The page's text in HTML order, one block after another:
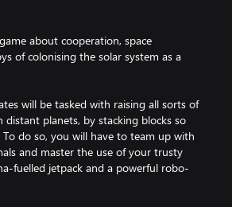
about cooperation, space
of colonising the solar system as a
will be tasked with raising all sorts of
planets, by stacking blocks so
do so, you will have to team up with
and master the use of your trusty
fuelled jetpack and a powerful robo-